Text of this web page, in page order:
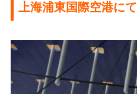
上海浦東国際空港にて